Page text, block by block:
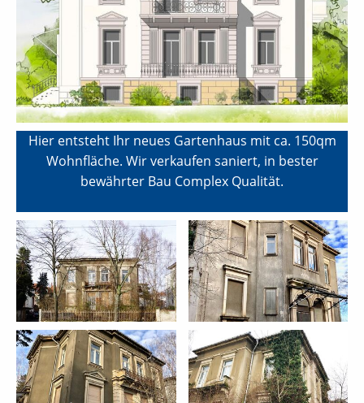
Hier entsteht Ihr neues Gartenhaus mit ca. 150qm
Wohnfläche. Wir verkaufen saniert, in bester
bewährter Bau Complex Qualität.